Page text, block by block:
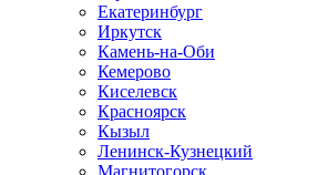
Екатеринбург
Иркутск
Камень-на-Оби
Кемерово
Киселевск
Красноярск
Кызыл
Ленинск-Кузнецкий
Магнитогорск